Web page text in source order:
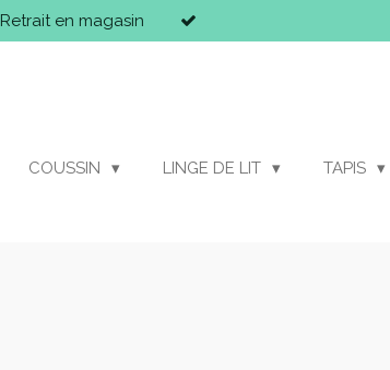
Retrait en magasin
COUSSIN LINGE DE LIT TAPIS